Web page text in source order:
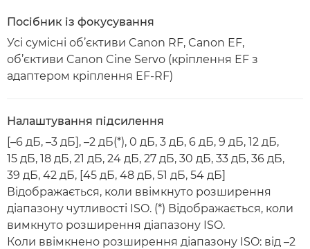
Посібник із фокусування
Усі сумісні об’єктиви Canon RF, Canon EF,
об’єктиви Canon Cine Servo (кріплення EF з
адаптером кріплення EF-RF)
Налаштування підсилення
[–6 дБ, –3 дБ], –2 дБ(*), 0 дБ, 3 дБ, 6 дБ, 9 дБ, 12 дБ,
15 дБ, 18 дБ, 21 дБ, 24 дБ, 27 дБ, 30 дБ, 33 дБ, 36 дБ,
39 дБ, 42 дБ, [45 дБ, 48 дБ, 51 дБ, 54 дБ]
Відображається, коли ввімкнуто розширення
діапазону чутливості ISO. (*) Відображається, коли
вимкнуто розширення діапазону ISO.
Коли ввімкнено розширення діапазону ISO: від –2